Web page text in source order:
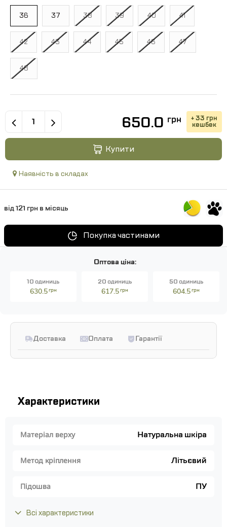
36 37 38 39 40 41
42 43 44 45 46 47
48
650.0 грн + 33 грн
кешбек
Купити
Наявність в складах
від 121 грн в місяць
Покупка частинами
Оптова ціна:
10 одиниць
630.5грн
20 одиниць
617.5грн
50 одиниць
604.5грн
Доставка Оплата Гарантії
Характеристики
Матеріал верху Натуральна шкіра
Метод кріплення Літьєвий
Підошва ПУ
Всі характеристики